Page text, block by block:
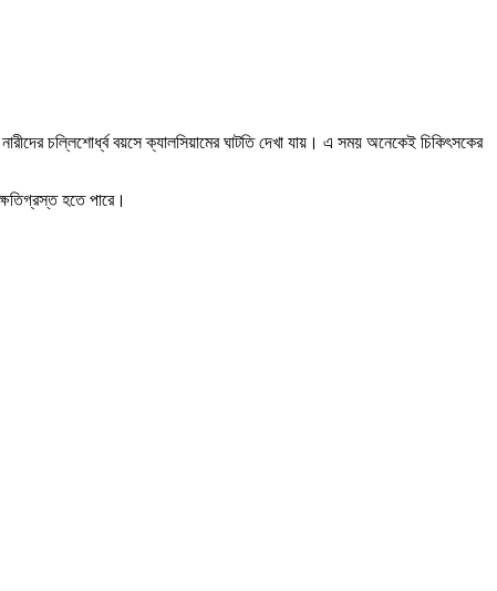
চল্লিশোর্ধ্ব বয়সে ক্যালসিয়ামের ঘাটতি দেখা যায়। এ সময় অনেকেই চিকিৎসকের
হতে পারে।